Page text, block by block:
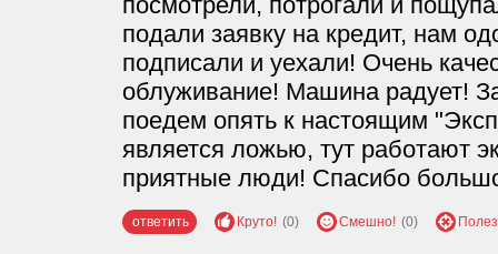
подали заявку на кредит, нам
подписали и уехали! Очень
облуживание! Машина радует!
поедем опять к настоящим
является ложью, тут работают
приятные люди! Спасибо
ответить Круто! (0) Смешно! (0)